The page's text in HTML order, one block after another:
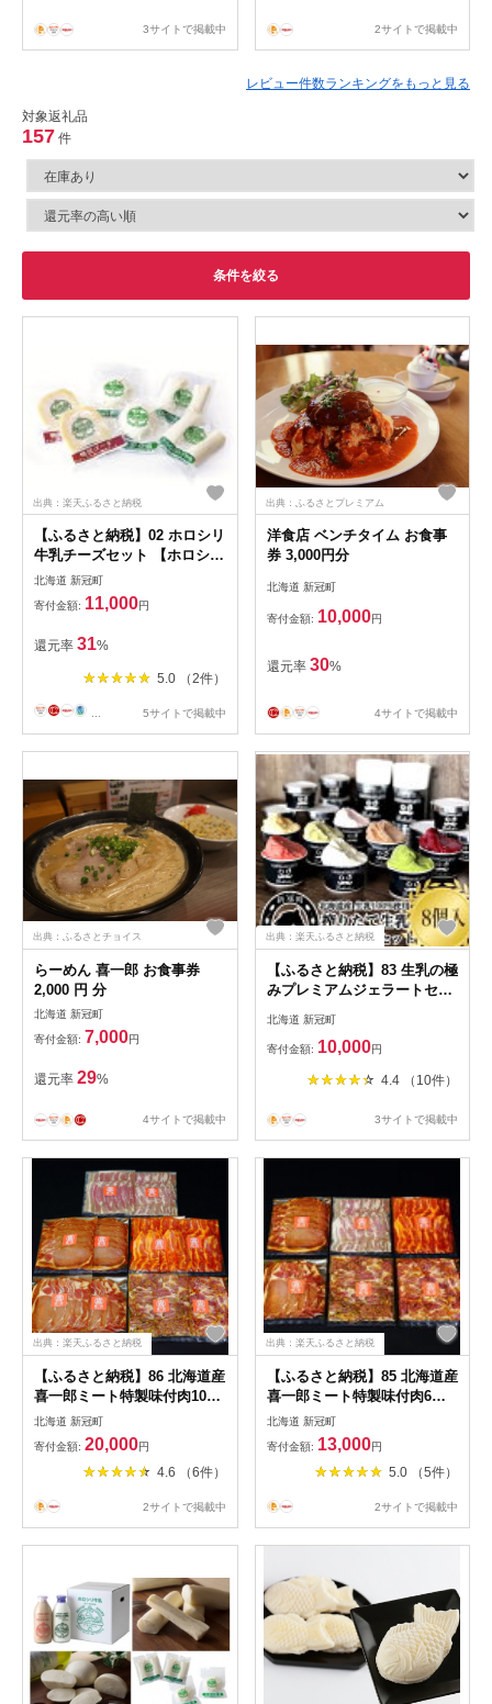
3サイトで掲載中 2サイトで掲載中
レビュー件数ランキングをもっと見る
対象返礼品
157 件
条件を絞る
出典：楽天ふるさと納税
【ふるさと納税】02 ホロシリ
牛乳チーズセット 【ホロシ
リ 牛乳 チーズ セット
新冠町産 風味 豊か おい
しい ミルク コーヒー 殺
菌 クリーム 大地 初雪
自社牧場 北海道 新冠町 】
北海道 新冠町
寄付金額: 11,000円
還元率 31%
5.0 （2件）
5サイトで掲載中
出典：ふるさとプレミアム
洋食店 ベンチタイム お食事
券 3,000円分
北海道 新冠町
寄付金額: 10,000円
還元率 30%
4サイトで掲載中
出典：ふるさとチョイス
らーめん 喜一郎 お食事券
2,000 円 分
北海道 新冠町
寄付金額: 7,000円
還元率 29%
4サイトで掲載中
出典：楽天ふるさと納税
【ふるさと納税】83 生乳の極
みプレミアムジェラートセッ
乳 極み 搾りたて おいし
さ 生かした 当店自慢 ミ
ー 定番 セット 北海道 新
北海道 新冠町
寄付金額: 10,000円
4.4 （10件）
3サイトで掲載中
出典：楽天ふるさと納税
【ふるさと納税】86 北海道産
喜一郎ミート特製味付肉10パ
ックセット 20,000円【ゆめ
の 大地 喜一郎 ミート
特製 味付 肉 6パック
セット 6種類 肉質 豊か
新冠町 】
北海道 新冠町
寄付金額: 20,000円
4.6 （6件）
2サイトで掲載中
出典：楽天ふるさと納税
【ふるさと納税】85 北海道産
喜一郎ミート特製味付肉6パ
ックセット 13,000円【ゆめ
の 大地 喜一郎 ミート
特製 味付 肉 6パック
セット 6種類 肉質 豊か
新冠町 】
北海道 新冠町
寄付金額: 13,000円
5.0 （5件）
2サイトで掲載中